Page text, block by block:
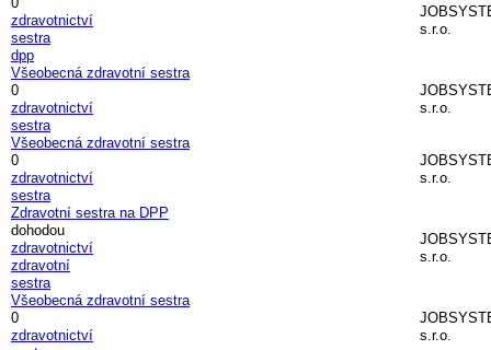
zdravotnictví
sestra
dpp
s.r.o.
Všeobecná zdravotní sestra
0
zdravotnictví
sestra
s.r.o.
Všeobecná zdravotní sestra
0
zdravotnictví
sestra
s.r.o.
Zdravotní sestra na DPP
dohodou
zdravotnictví
zdravotní
sestra
s.r.o.
Všeobecná zdravotní sestra
0
zdravotnictví
s.r.o.